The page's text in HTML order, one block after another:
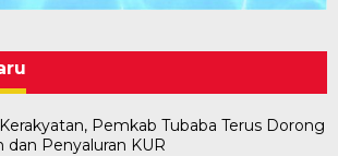
Pemkab Tubaba Terus Dorong
Penyaluran KUR